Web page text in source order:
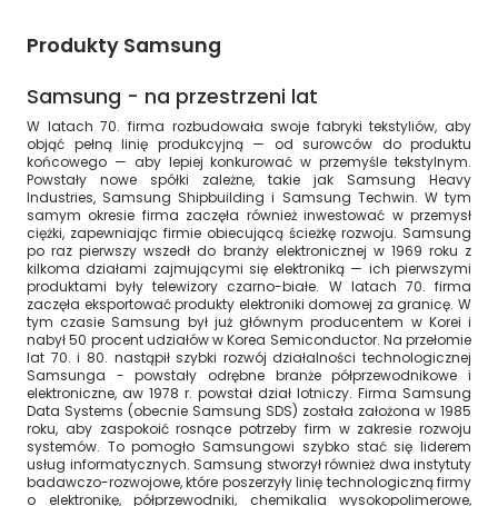
Produkty Samsung
Samsung - na przestrzeni lat
W latach 70. firma rozbudowała swoje fabryki tekstyliów, aby
objąć pełną linię produkcyjną — od surowców do produktu
końcowego — aby lepiej konkurować w przemyśle tekstylnym.
Powstały nowe spółki zależne, takie jak Samsung Heavy
Industries, Samsung Shipbuilding i Samsung Techwin. W tym
samym okresie firma zaczęła również inwestować w przemysł
ciężki, zapewniając firmie obiecującą ścieżkę rozwoju. Samsung
po raz pierwszy wszedł do branży elektronicznej w 1969 roku z
kilkoma działami zajmującymi się elektroniką — ich pierwszymi
produktami były telewizory czarno-białe. W latach 70. firma
zaczęła eksportować produkty elektroniki domowej za granicę. W
tym czasie Samsung był już głównym producentem w Korei i
nabył 50 procent udziałów w Korea Semiconductor. Na przełomie
lat 70. i 80. nastąpił szybki rozwój działalności technologicznej
Samsunga - powstały odrębne branże półprzewodnikowe i
elektroniczne, aw 1978 r. powstał dział lotniczy. Firma Samsung
Data Systems (obecnie Samsung SDS) została założona w 1985
roku, aby zaspokoić rosnące potrzeby firm w zakresie rozwoju
systemów. To pomogło Samsungowi szybko stać się liderem
usług informatycznych. Samsung stworzył również dwa instytuty
badawczo-rozwojowe, które poszerzyły linię technologiczną firmy
o elektronikę, półprzewodniki, chemikalia wysokopolimerowe,